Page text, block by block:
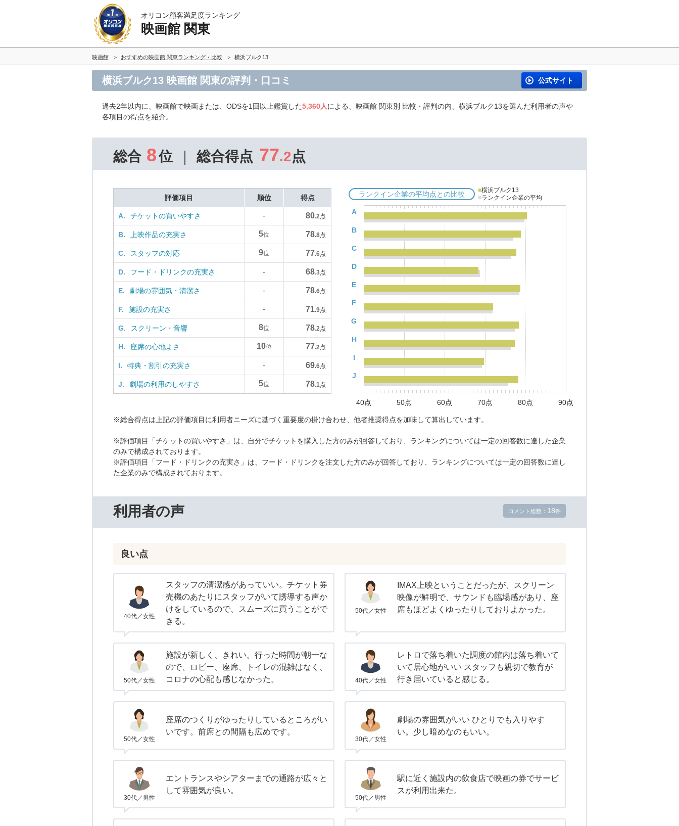
オリコン顧客満足度ランキング
映画館 関東
映画館 おすすめの映画館 関東ランキング・比較 横浜ブルク13
横浜ブルク13 映画館 関東の評判・口コミ 公式サイト
過去2年以内に、映画館で映画または、ODSを1回以上鑑賞した5,360人による、映画館 関東別 比較・評判の内、横浜ブルク13を選んだ利用者の声や
各項目の得点を紹介。
総合 8位 総合得点 77.2点
評価項目 順位 得点
A. チケットの買いやすさ - 80.2点
B. 上映作品の充実さ 5位 78.8点
C. スタッフの対応 9位 77.6点
D. フード・ドリンクの充実さ - 68.3点
E. 劇場の雰囲気・清潔さ - 78.6点
F. 施設の充実さ - 71.9点
G. スクリーン・音響 8位 78.2点
H. 座席の心地よさ 10位 77.2点
I. 特典・割引の充実さ - 69.6点
J. 劇場の利用のしやすさ 5位 78.1点
ランクイン企業の平均点との比較 ■横浜ブルク13
■ランクイン企業の平均
A
B
C
D
E
F
G
H
I
J
40点 50点 60点 70点 80点 90点
※総合得点は上記の評価項目に利用者ニーズに基づく重要度の掛け合わせ、他者推奨得点を加味して算出しています。
※評価項目「チケットの買いやすさ」は、自分でチケットを購入した方のみが回答しており、ランキングについては一定の回答数に達した企業
のみで構成されております。
※評価項目「フード・ドリンクの充実さ」は、フード・ドリンクを注文した方のみが回答しており、ランキングについては一定の回答数に達し
た企業のみで構成されております。
利用者の声 コメント総数： 18件
良い点
40代／女性
スタッフの清潔感があっていい。チケット券
売機のあたりにスタッフがいて誘導する声か
けをしているので、スムーズに買うことがで
きる。
50代／女性
IMAX上映ということだったが、スクリーン
映像が鮮明で、サウンドも臨場感があり、座
席もほどよくゆったりしておりよかった。
50代／女性
施設が新しく、きれい。行った時間が朝一な
ので、ロビー、座席、トイレの混雑はなく、
コロナの心配も感じなかった。
40代／女性
レトロで落ち着いた調度の館内は落ち着いて
いて居心地がいい スタッフも親切で教育が
行き届いていると感じる。
50代／女性
座席のつくりがゆったりしているところがい
いです。前席との間隔も広めです。
30代／女性
劇場の雰囲気がいい ひとりでも入りやす
い。少し暗めなのもいい。
30代／男性
エントランスやシアターまでの通路が広々と
して雰囲気が良い。
50代／男性
駅に近く施設内の飲食店で映画の券でサービ
スが利用出来た。